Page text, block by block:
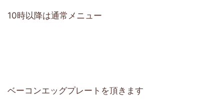
10時以降は通常メニュー
ベーコンエッグプレートを頂きます